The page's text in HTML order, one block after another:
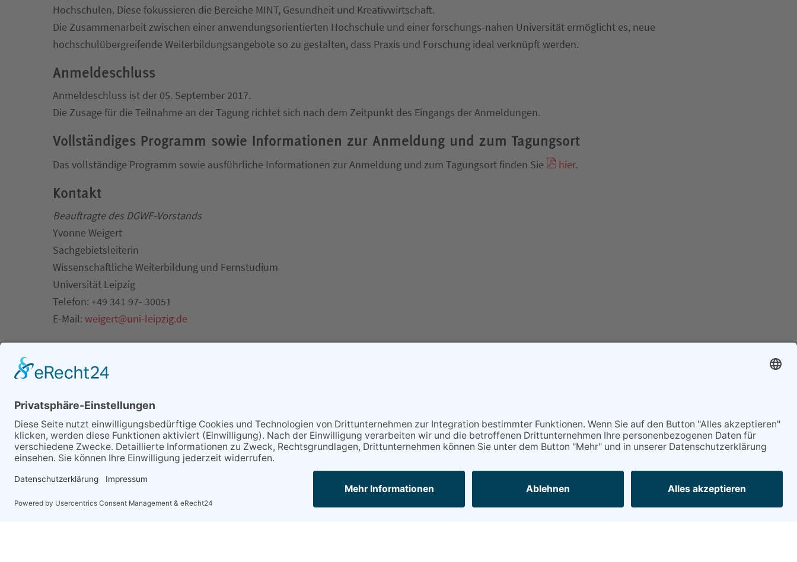
Hochschulen. Diese fokussieren die Bereiche MINT, Gesundheit und Kreativwirtschaft.
Die Zusammenarbeit zwischen einer anwendungsorientierten Hochschule und einer forschungs-nahen Universität ermöglicht es, neue
hochschulübergreifende Weiterbildungsangebote so zu gestalten, dass Praxis und Forschung ideal verknüpft werden.
Anmeldeschluss
Anmeldeschluss ist der 05. September 2017.
Die Zusage für die Teilnahme an der Tagung richtet sich nach dem Zeitpunkt des Eingangs der Anmeldungen.
Vollständiges Programm sowie Informationen zur Anmeldung und zum Tagungsort
Das vollständige Programm sowie ausführliche Informationen zur Anmeldung und zum Tagungsort finden Sie hier.
Kontakt
Beauftragte des DGWF-Vorstands
Yvonne Weigert
Sachgebietsleiterin
Wissenschaftliche Weiterbildung und Fernstudium
Universität Leipzig
Telefon: +49 341 97- 30051
E-Mail:weigert@uni-leipzig.de
Kerstin Tänzer, M.A.
Hochschule Magdeburg-Stendal
Telefon: +49 391 67- 57 213
E-Mail: kerstin.taenzer@ hs-magdeburg.deoder dgwf-tagung2017@hs-magdeburg.de
Termin